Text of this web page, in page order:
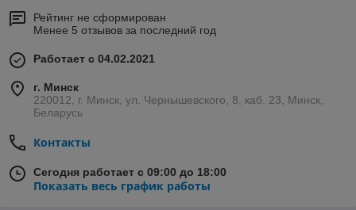
Рейтинг не сформирован
Менее 5 отзывов за последний год
Работает с 04.02.2021
г. Минск
220012, г. Минск, ул. Чернышевского, 8, каб. 23, Минск,
Беларусь
Контакты
Сегодня работает с 09:00 до 18:00
Показать весь график работы